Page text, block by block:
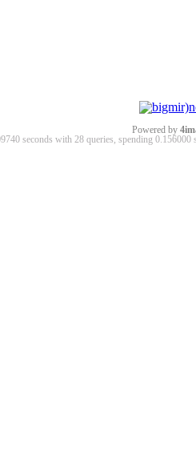
Powered by
seconds with 28 queries, spending